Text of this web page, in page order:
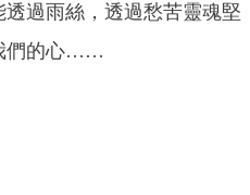
過雨絲，透過愁苦靈魂堅
們的心……